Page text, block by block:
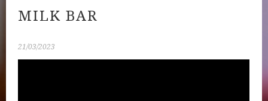
MILK BAR
21/03/2023